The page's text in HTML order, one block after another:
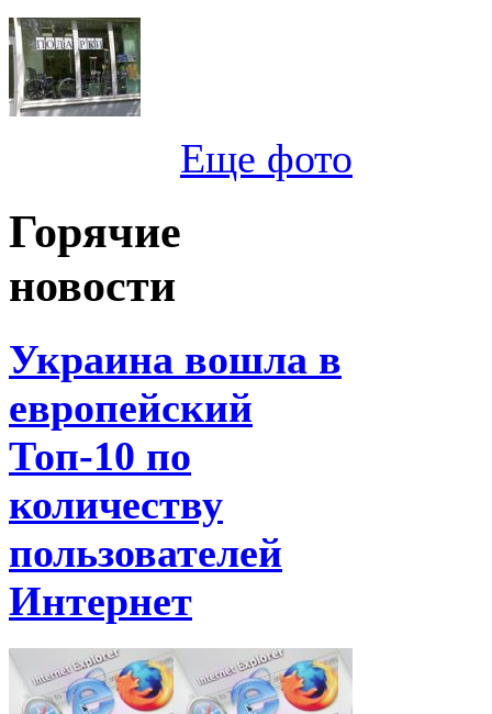
Еще фото
Горячие
новости
Украина вошла в
европейский
Топ-10 по
количеству
пользователей
Интернет